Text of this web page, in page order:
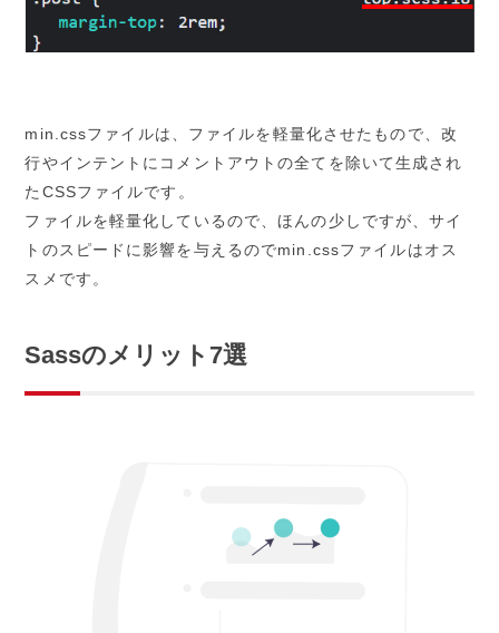
min.cssファイルは、ファイルを軽量化させたもので、改
行やインテントにコメントアウトの全てを除いて生成され
たCSSファイルです。
ファイルを軽量化しているので、ほんの少しですが、サイ
トのスピードに影響を与えるのでmin.cssファイルはオス
スメです。
Sassのメリット7選